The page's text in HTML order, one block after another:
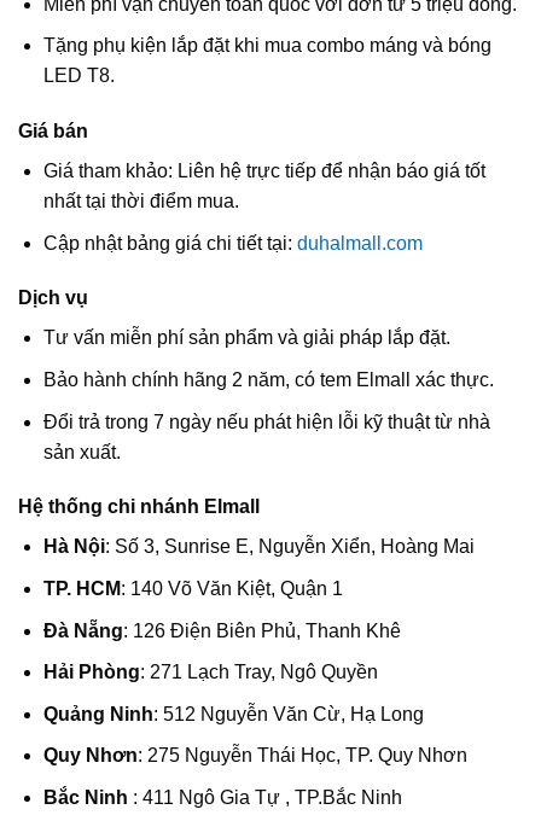
Tặng phụ kiện lắp đặt khi mua combo máng và bóng
LED T8.
Giá bán
Giá tham khảo: Liên hệ trực tiếp để nhận báo giá tốt
nhất tại thời điểm mua.
Cập nhật bảng giá chi tiết tại: duhalmall.com
Dịch vụ
Tư vấn miễn phí sản phẩm và giải pháp lắp đặt.
Bảo hành chính hãng 2 năm, có tem Elmall xác thực.
Đổi trả trong 7 ngày nếu phát hiện lỗi kỹ thuật từ nhà
sản xuất.
Hệ thống chi nhánh Elmall
Hà Nội: Số 3, Sunrise E, Nguyễn Xiển, Hoàng Mai
TP. HCM: 140 Võ Văn Kiệt, Quận 1
Đà Nẵng: 126 Điện Biên Phủ, Thanh Khê
Hải Phòng: 271 Lạch Tray, Ngô Quyền
Quảng Ninh: 512 Nguyễn Văn Cừ, Hạ Long
Quy Nhơn: 275 Nguyễn Thái Học, TP. Quy Nhơn
Bắc Ninh : 411 Ngô Gia Tự , TP.Bắc Ninh